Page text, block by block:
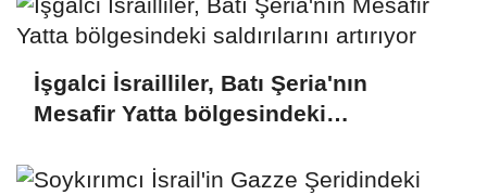
İşgalci İsrailliler, Batı Şeria'nın
Mesafir Yatta bölgesindeki